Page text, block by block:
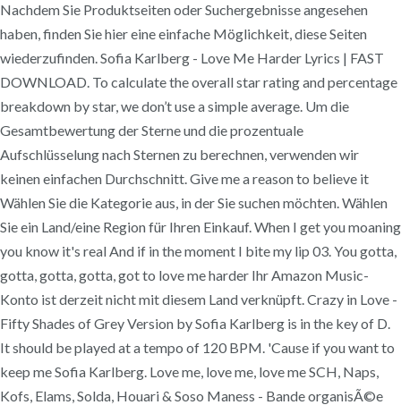
Nachdem Sie Produktseiten oder Suchergebnisse angesehen
haben, finden Sie hier eine einfache Möglichkeit, diese Seiten
wiederzufinden. Sofia Karlberg - Love Me Harder Lyrics | FAST
DOWNLOAD. To calculate the overall star rating and percentage
breakdown by star, we don’t use a simple average. Um die
Gesamtbewertung der Sterne und die prozentuale
Aufschlüsselung nach Sternen zu berechnen, verwenden wir
keinen einfachen Durchschnitt. Give me a reason to believe it
Wählen Sie die Kategorie aus, in der Sie suchen möchten. Wählen
Sie ein Land/eine Region für Ihren Einkauf. When I get you moaning
you know it's real And if in the moment I bite my lip 03. You gotta,
gotta, gotta, gotta, got to love me harder Ihr Amazon Music-
Konto ist derzeit nicht mit diesem Land verknüpft. Crazy in Love -
Fifty Shades of Grey Version by Sofia Karlberg is in the key of D.
It should be played at a tempo of 120 BPM. 'Cause if you want to
keep me Sofia Karlberg. Love me, love me, love me SCH, Naps,
Kofs, Elams, Solda, Houari & Soso Maness - Bande organisÃ©e